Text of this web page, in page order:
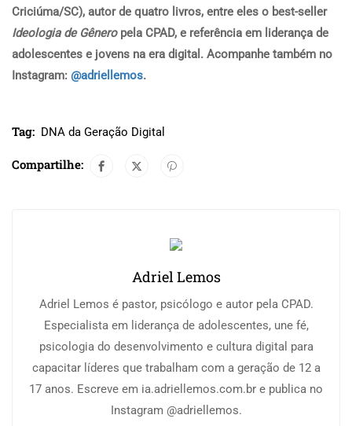
Criciúma/SC), autor de quatro livros, entre eles o best-seller
Ideologia de Gêneropela CPAD, e referência em liderança de
adolescentes e jovens na era digital. Acompanhe também no
Instagram: @adriellemos.
Tag: DNA da Geração Digital
Compartilhe:
Adriel Lemos
Adriel Lemos é pastor, psicólogo e autor pela CPAD.
Especialista em liderança de adolescentes, une fé,
psicologia do desenvolvimento e cultura digital para
capacitar líderes que trabalham com a geração de 12 a
17 anos. Escreve em ia.adriellemos.com.br e publica no
Instagram @adriellemos.